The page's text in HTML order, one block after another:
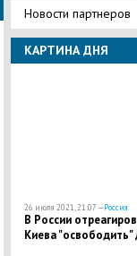
Новости партнеров
КАРТИНА ДНЯ
26 июля 2021, 21:07 —Россия
В России
Киева "освободить"